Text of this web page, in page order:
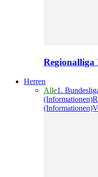
Regionalliga
Herren
Alle1.
(Informationen)
(Informationen)